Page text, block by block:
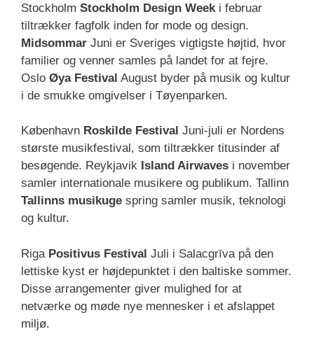
Stockholm Stockholm Design Week i februar
tiltrækker fagfolk inden for mode og design.
Midsommar Juni er Sveriges vigtigste højtid, hvor
familier og venner samles på landet for at fejre.
Oslo Øya Festival August byder på musik og kultur
i de smukke omgivelser i Tøyenparken.
København Roskilde Festival Juni-juli er Nordens
største musikfestival, som tiltrækker titusinder af
besøgende. Reykjavik Island Airwaves i november
samler internationale musikere og publikum. Tallinn
Tallinns musikuge spring samler musik, teknologi
og kultur.
Riga Positivus Festival Juli i Salacgrīva på den
lettiske kyst er højdepunktet i den baltiske sommer.
Disse arrangementer giver mulighed for at
netværke og møde nye mennesker i et afslappet
miljø.